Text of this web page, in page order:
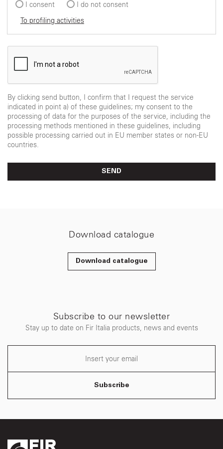
I consent
I do not consent
To profiling activities
By clicking send button, I confirm that I request the service
indicated in point a) of these guidelines; my consent to the
processing of data for the purposes of the service, including the
processing methods mentioned in these guidelines, including
possible processing carried out in EU member states or non-EU
countries.
SEND
Download catalogue
Download catalogue
Subscribe to our newsletter
Stay up to date on Fir Italia products, news and events
Subscribe